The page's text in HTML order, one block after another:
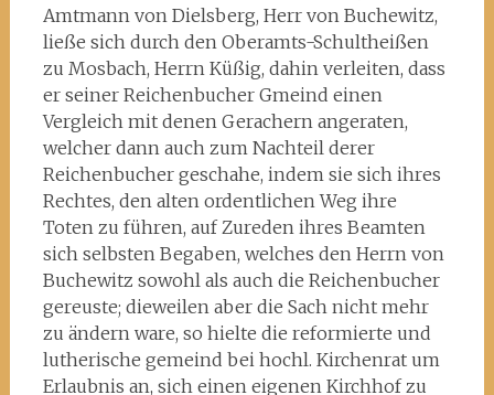
Amtmann von Dielsberg, Herr von Buchewitz,
ließe sich durch den Oberamts-Schultheißen
zu Mosbach, Herrn Küßig, dahin verleiten, dass
er seiner Reichenbucher Gmeind einen
Vergleich mit denen Gerachern angeraten,
welcher dann auch zum Nachteil derer
Reichenbucher geschahe, indem sie sich ihres
Rechtes, den alten ordentlichen Weg ihre
Toten zu führen, auf Zureden ihres Beamten
sich selbsten Begaben, welches den Herrn von
Buchewitz sowohl als auch die Reichenbucher
gereuste; dieweilen aber die Sach nicht mehr
zu ändern ware, so hielte die reformierte und
lutherische gemeind bei hochl. Kirchenrat um
Erlaubnis an, sich einen eigenen Kirchhof zu